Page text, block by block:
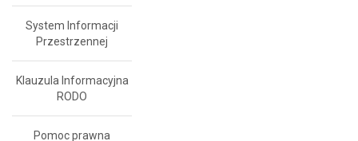
System Informacji
Przestrzennej
Klauzula Informacyjna
RODO
Pomoc prawna